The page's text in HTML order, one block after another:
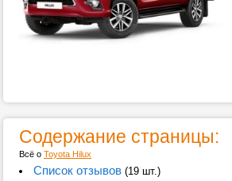
Содержание страницы:
Всё о Toyota Hilux
Список отзывов(19 шт.)